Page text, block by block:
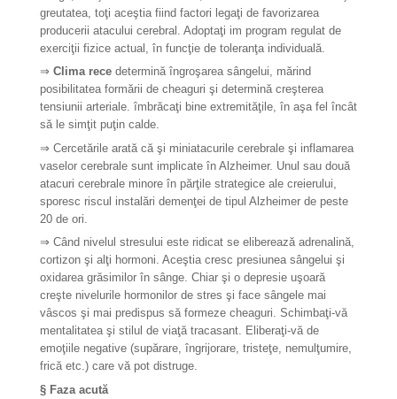
greutatea, toţi aceştia fiind factori legaţi de favorizarea
producerii atacului cerebral. Adoptaţi im program regulat de
exerciţii fizice actual, în funcţie de toleranţa individuală.
⇒ Clima rece determină îngroşarea sângelui, mărind
posibilitatea formării de cheaguri şi determină creşterea
tensiunii arteriale. îmbrăcaţi bine extremităţile, în aşa fel încât
să le simţit puţin calde.
⇒ Cercetările arată că şi miniatacurile cerebrale şi inflamarea
vaselor cerebrale sunt implicate în Alzheimer. Unul sau două
atacuri cerebrale minore în părţile strategice ale creierului,
sporesc riscul instalări demenţei de tipul Alzheimer de peste
20 de ori.
⇒ Când nivelul stresului este ridicat se eliberează adrenalină,
cortizon şi alţi hormoni. Aceştia cresc presiunea sângelui şi
oxidarea grăsimilor în sânge. Chiar şi o depresie uşoară
creşte nivelurile hormonilor de stres şi face sângele mai
vâscos şi mai predispus să formeze cheaguri. Schimbaţi-vă
mentalitatea şi stilul de viaţă tracasant. Eliberaţi-vă de
emoţiile negative (supărare, îngrijorare, tristeţe, nemulţumire,
frică etc.) care vă pot distruge.
§​ Faza acută